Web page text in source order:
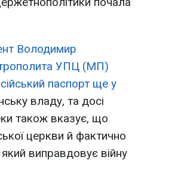
Володимир
УПЦ (МП)
паспорт ще у
владу, та досі
також вказує, що
церкви й фактично
виправдовує війну